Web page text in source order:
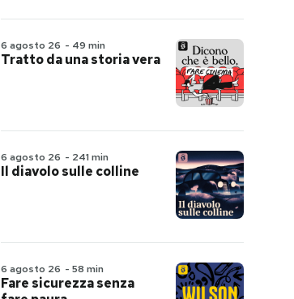
6 agosto 26 - 49 min
Tratto da una storia vera
6 agosto 26 - 241 min
Il diavolo sulle colline
6 agosto 26 - 58 min
Fare sicurezza senza